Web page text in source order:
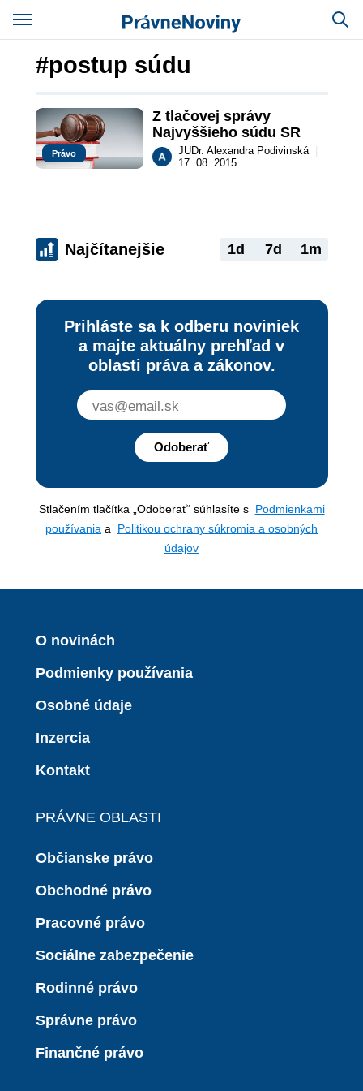
#postup súdu
Právo
Z tlačovej správy
Najvyššieho súdu SR
JUDr. Alexandra Podivinská
17. 08. 2015
Najčítanejšie 1d 7d 1m
Prihláste sa k odberu noviniek
a majte aktuálny prehľad v
oblasti práva a zákonov.
Odoberať
Stlačením tlačítka „Odoberať“ súhlasíte s Podmienkami
používania a Politikou ochrany súkromia a osobných
údajov
O novinách
Podmienky používania
Osobné údaje
Inzercia
Kontakt
PRÁVNE OBLASTI
Občianske právo
Obchodné právo
Pracovné právo
Sociálne zabezpečenie
Rodinné právo
Správne právo
Finančné právo